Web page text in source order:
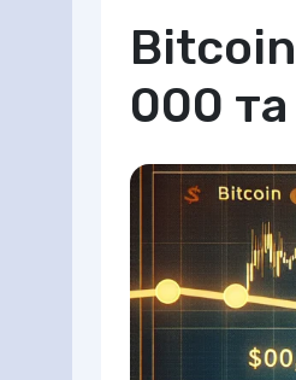
000 та